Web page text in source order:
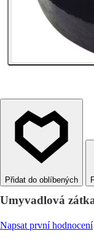
Umyvadlová
Napsat první hodnocení